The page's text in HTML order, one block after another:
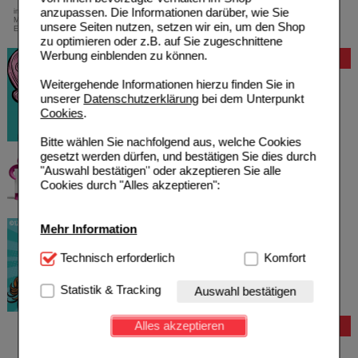
anzupassen. Die Informationen darüber, wie Sie
unsere Seiten nutzen, setzen wir ein, um den Shop
zu optimieren oder z.B. auf Sie zugeschnittene
Werbung einblenden zu können.
Weitergehende Informationen hierzu finden Sie in
unserer Datenschutzerklärungbei dem Unterpunkt
Cookies.
Bitte wählen Sie nachfolgend aus, welche Cookies
gesetzt werden dürfen, und bestätigen Sie dies durch
"Auswahl bestätigen" oder akzeptieren Sie alle
Cookies durch "Alles akzeptieren":
Mehr Information
Technisch Notwendig:Hierbei handelt es sich um
Website notwendig sind (z.B. Navigation, Warenkorb,
Kundenkonto), weshalb auf diese nicht verzichtet
werden kann.
Technisch erforderlich Komfort
Statistik & Tracking Auswahl bestätigen
Alles akzeptieren
innerhalb Deutschlands bei einem
Mindestbestellwert von 13,99 Euro oder bei
Einsendung eines Kassenrezeptes
Bewertung
Bestellung